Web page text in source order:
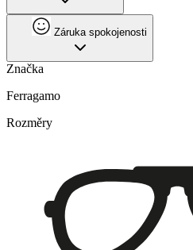
Záruka spokojenosti
Značka
Ferragamo
Rozměry